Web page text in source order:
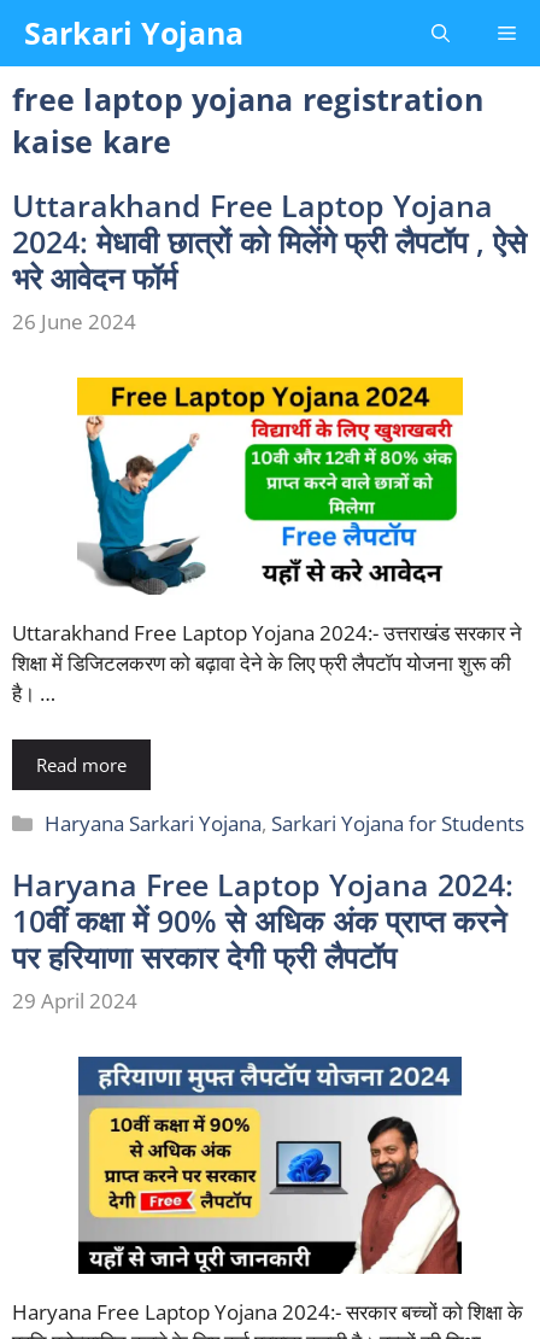
content
Sarkari Yojana
free laptop yojana registration
kaise kare
Uttarakhand Free Laptop Yojana
2024: मेधावी छात्रों को मिलेंगे फ्री लैपटॉप , ऐसे
भरे आवेदन फॉर्म
26 June 2024
Uttarakhand Free Laptop Yojana 2024:- उत्तराखंड सरकार ने
शिक्षा में डिजिटलकरण को बढ़ावा देने के लिए फ्री लैपटॉप योजना शुरू की
है। …
Read more
Categories
Haryana Sarkari Yojana, Sarkari Yojana for Students
Haryana Free Laptop Yojana 2024:
10वीं कक्षा में 90% से अधिक अंक प्राप्त करने
पर हरियाणा सरकार देगी फ्री लैपटॉप
29 April 2024
Haryana Free Laptop Yojana 2024:- सरकार बच्चों को शिक्षा के